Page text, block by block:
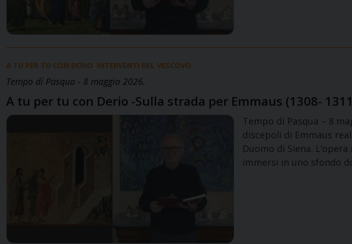
A TU PER TU CON DERIO INTERVENTI DEL VESCOVO
Tempo di Pasqua - 8 maggio 2026.
A tu per tu con Derio -Sulla strada per Emmaus (1308-
Tempo di Pasqua – 8
discepoli di Emmaus
Duomo di Siena.
immersi in uno sfondo